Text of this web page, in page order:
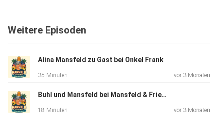
Weitere Episoden
Alina Mansfeld zu Gast bei Onkel Frank
35 Minuten vor 3 Monaten
Buhl und Mansfeld bei Mansfeld & Friends
18 Minuten vor 3 Monaten